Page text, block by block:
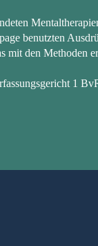
benutzten
mit den Methoden
1